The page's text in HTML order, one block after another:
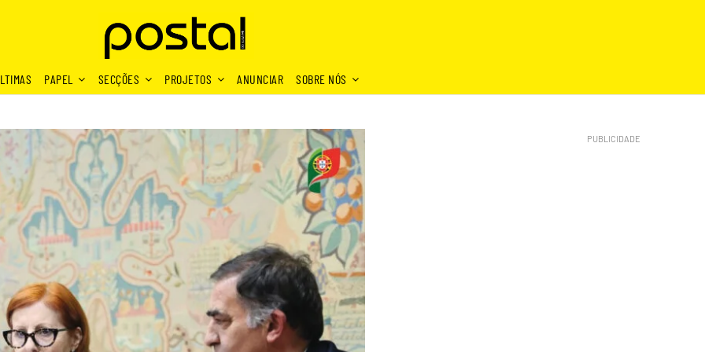
PAPEL SECÇÕES PROJETOS ANUNCIAR SOBRE NÓS